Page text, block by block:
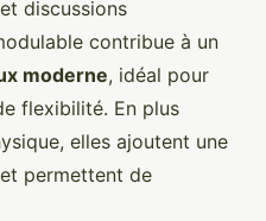
discussions
contribue à un
moderne, idéal pour
flexibilité. En plus
elles ajoutent une
permettent de